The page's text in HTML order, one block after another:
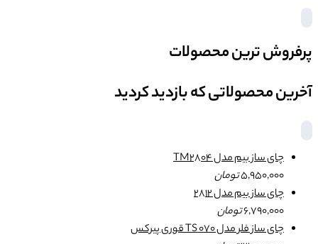
پرفروش ترین محصولات
آخرین محصولاتی که بازدید کردید
چای ساز بیم مدل TM2804
5,950,000تومان
چای ساز بیم مدل 2812
6,790,000تومان
چای ساز فلر مدل TS 070 قوری پیرکس